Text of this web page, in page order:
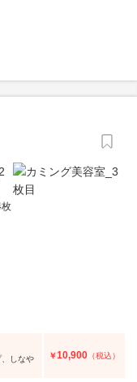
しなや
￥10,900 （税込）